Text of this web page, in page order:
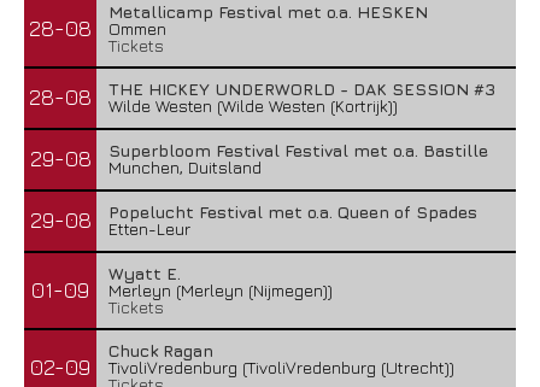
28-08
Metallicamp Festival met o.a. HESKEN
Ommen
Tickets
28-08
THE HICKEY UNDERWORLD - DAK SESSION #3
Wilde Westen (Wilde Westen (Kortrijk))
29-08
Superbloom Festival Festival met o.a. Bastille
Munchen, Duitsland
29-08
Popelucht Festival met o.a. Queen of Spades
Etten-Leur
01-09
Wyatt E.
Merleyn (Merleyn (Nijmegen))
Tickets
02-09
Chuck Ragan
TivoliVredenburg (TivoliVredenburg (Utrecht))